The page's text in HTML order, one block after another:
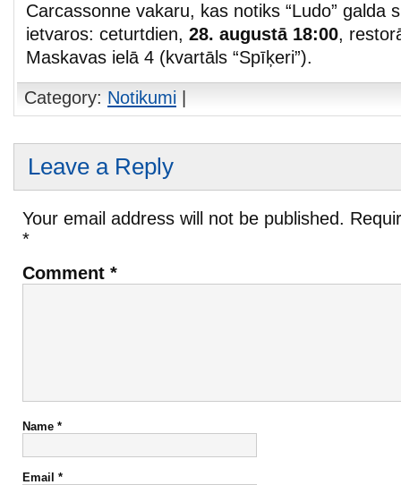
Carcassonne vakaru, kas notiks “Ludo” galda
ietvaros: ceturtdien, 28. augustā 18:00,
Maskavas ielā 4 (kvartāls “Spīķeri”).
Category: Notikumi
Leave a Reply
Your email address will not be published.
*
Comment *
Name *
Email *